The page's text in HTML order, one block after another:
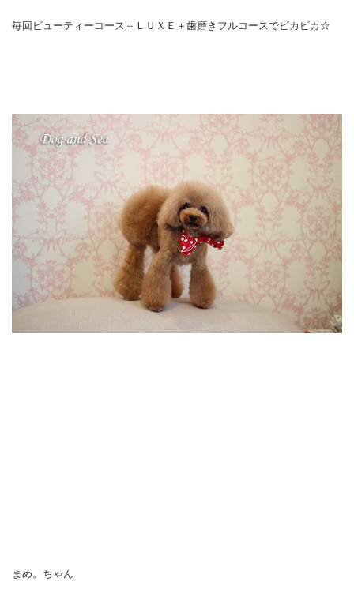
毎回ビューティーコース＋ＬＵＸＥ＋歯磨きフルコースでピカピカ☆
まめ。ちゃん